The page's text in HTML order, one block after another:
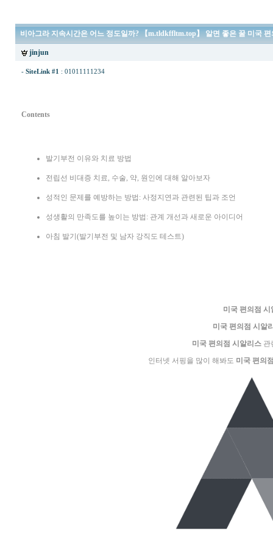
비아그라 지속시간은 어느 정도일까? 【m.tldkffltm.top】 알면 좋은 꿀 미국
jinjun
- SiteLink #1 : 01011111234
Contents
발기부전 이유와 치료 방법
전립선 비대증 치료, 수술, 약, 원인에 대해 알아보자
성적인 문제를 예방하는 방법: 사정지연과 관련된 팁과 조언
성생활의 만족도를 높이는 방법: 관계 개선과 새로운 아이디어
아침 발기(발기부전 및 남자 강직도 테스트)
미국 편의점 시
미국 편의점 시알
미국 편의점 시알리스관
인터넷 서핑을 많이 해봐도 미국 편의